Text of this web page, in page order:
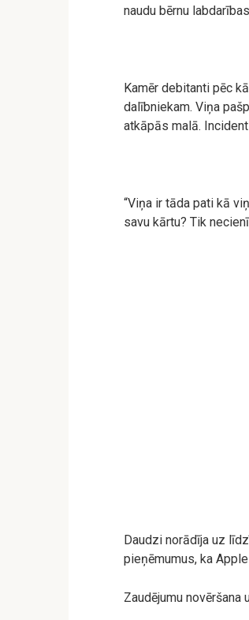
naudu bērnu
Kamēr debitanti pēc
dalībniekam. Viņa
atkāpās malā.
“Viņa ir tāda pati kā
savu kārtu? Tik
Daudzi norādīja uz
pieņēmumus, ka
Zaudējumu novēršana